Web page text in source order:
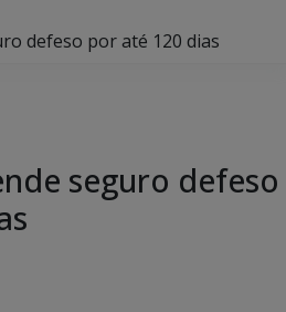
defeso por até 120 dias
seguro defeso